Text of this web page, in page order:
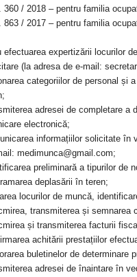
360 / 2018 – pentru familia
863 / 2017 – pentru familia
efectuarea expertizării locurilor
(la adresa de e-mail:
categoriilor de personal și
adresei de completare a
electronică;
informațiilor solicitate în
medimunca@gmail.com;
preliminară a tipurilor de
deplasării în teren;
locurilor de muncă,
transmiterea și semnarea
și transmiterea facturii
achitării prestațiilor
buletinelor de determinare
adresei de înaintare în